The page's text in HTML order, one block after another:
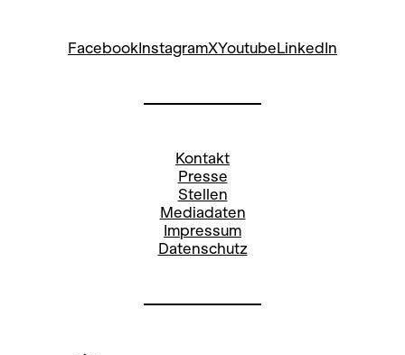
FacebookInstagramXYoutubeLinkedIn
Kontakt
Presse
Stellen
Mediadaten
Impressum
Datenschutz